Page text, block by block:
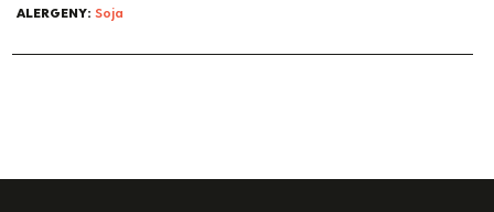
ALERGENY: Soja